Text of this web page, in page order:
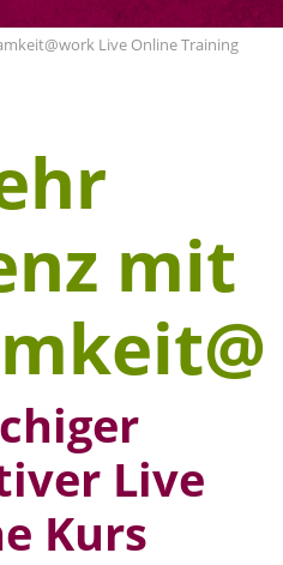
Live Online Training
mit
Live
Kurs